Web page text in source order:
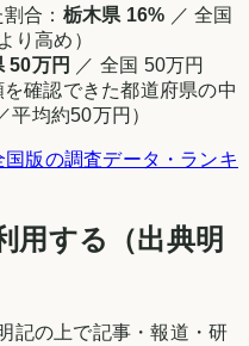
合： 栃木県 16% ／ 全国
り高め ）
50万円 ／ 全国 50万円
確認できた都道府県の中
平均約50万円 ）
国版の調査データ・ランキ
用する（出典明
記の上で記事・報道・研